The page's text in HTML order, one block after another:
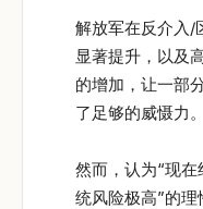
解放军在反介入/
显著提升，以及
的增加，让一部
了足够的威慑力。
然而，认为“现
统风险极高”的